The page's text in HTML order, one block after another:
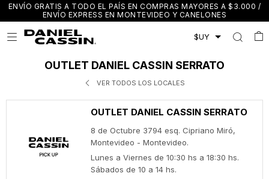
ENVÍO GRATIS A TODO EL PAÍS EN COMPRAS MAYORES A $3.000 /
ENVÍO EXPRESS EN MONTEVIDEO Y CANELONES

OUTLET DANIEL CASSIN SERRATO
VER TODOS LOS LOCALES
OUTLET DANIEL CASSIN SERRATO
8 de Octubre 3794 esq. Cipriano Miró,
Montevideo - Montevideo.
Lunes a Viernes de 10:30 hs a 18:30 hs.
Sábados de 10 a 14 hs.